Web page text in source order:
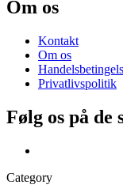
Om os
Kontakt
Om os
Privatlivspolitik
Følg os på de
Category